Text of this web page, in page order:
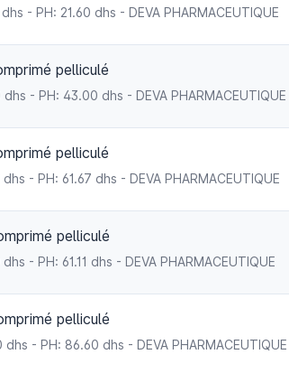
- PH: 21.60 dhs - DEVA PHARMACEUTIQUE
pelliculé
- PH: 43.00 dhs - DEVA PHARMACEUTIQUE
pelliculé
- PH: 61.67 dhs - DEVA PHARMACEUTIQUE
pelliculé
- PH: 61.11 dhs - DEVA PHARMACEUTIQUE
pelliculé
- PH: 86.60 dhs - DEVA PHARMACEUTIQUE